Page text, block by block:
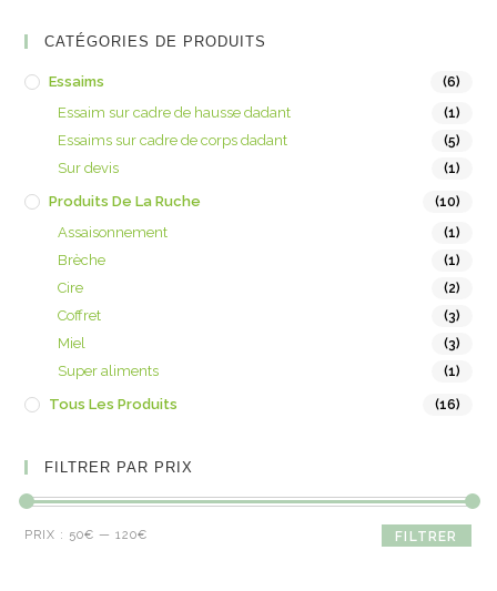
CATÉGORIES DE PRODUITS
Essaims (6)
Essaim sur cadre de hausse dadant (1)
Essaims sur cadre de corps dadant (5)
Sur devis (1)
Produits De La Ruche (10)
Assaisonnement (1)
Brèche (1)
Cire (2)
Coffret (3)
Miel (3)
Super aliments (1)
Tous Les Produits (16)
FILTRER PAR PRIX
FILTRER
PRIX : 50€ —120€